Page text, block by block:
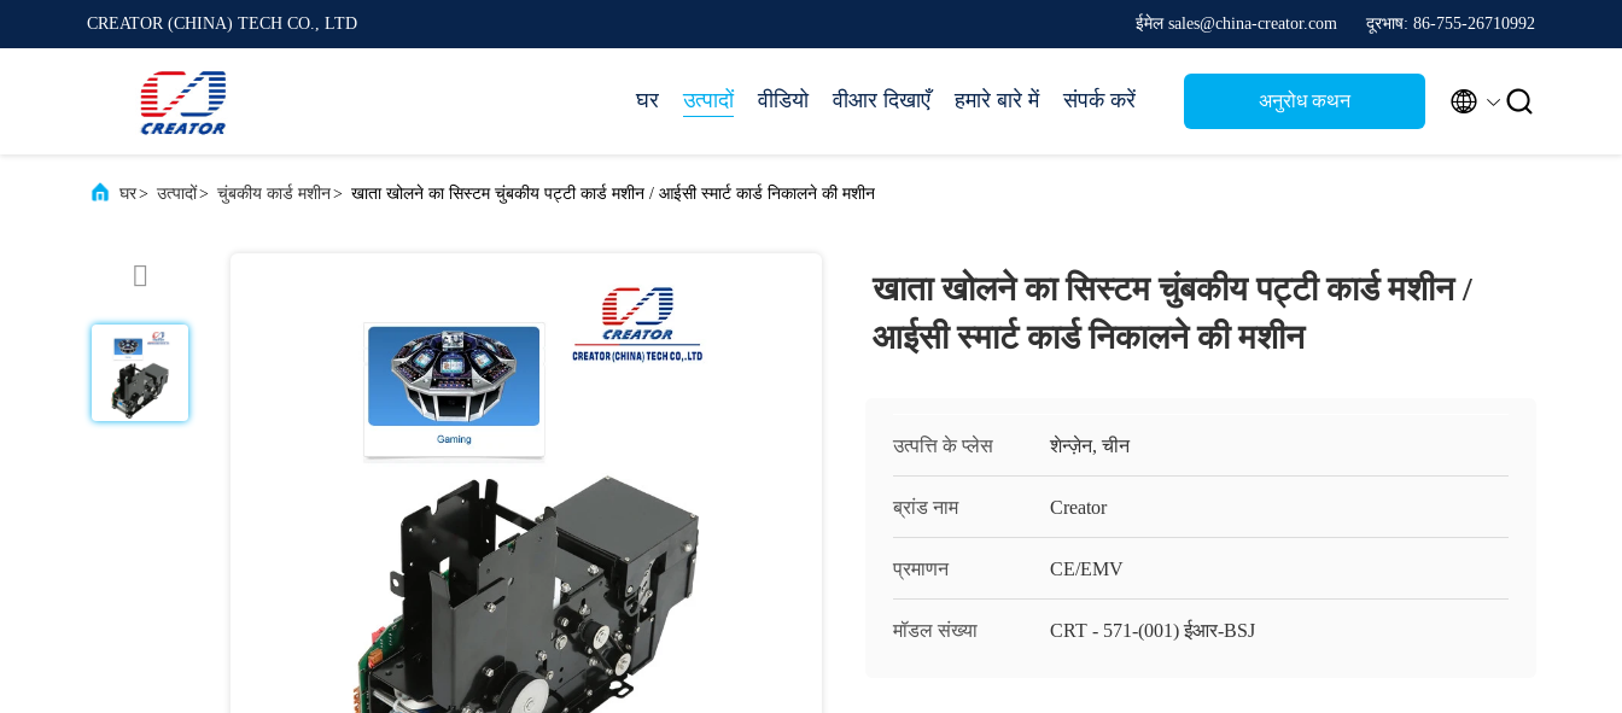
CREATOR (CHINA) TECH CO., LTD ईमेल sales@china-creator.com दूरभाष: 86-755-26710992
घर उत्पादों वीडियो वीआर दिखाएँ हमारे बारे में संपर्क करें अनुरोध कथन  
घर> उत्पादों> चुंबकीय कार्ड मशीन> खाता खोलने का सिस्टम चुंबकीय पट्टी कार्ड मशीन / आईसी स्मार्ट कार्ड निकालने की मशीन
खाता खोलने का सिस्टम चुंबकीय पट्टी कार्ड मशीन /
आईसी स्मार्ट कार्ड निकालने की मशीन
उत्पत्ति के प्लेस शेन्ज़ेन, चीन
ब्रांड नाम Creator
प्रमाणन CE/EMV
मॉडल संख्या CRT - 571-(001) ईआर-BSJ